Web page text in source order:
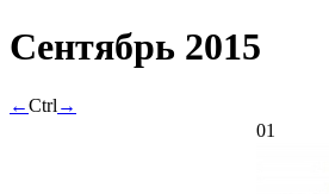
Сентябрь 2015
←Ctrl →
01